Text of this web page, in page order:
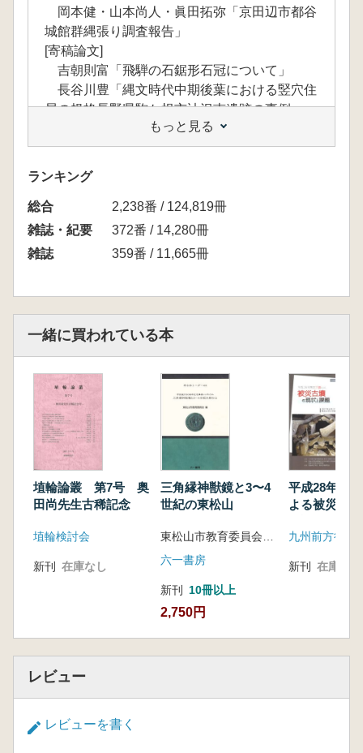
岡本健・山本尚人・眞田拓弥「京田辺市都谷
城館群縄張り調査報告」
[寄稿論文]
吉朝則富「飛騨の石鋸形石冠について」
長谷川豊「縄文時代中期後葉における竪穴住
居の規格長野県駒ケ根市辻沢南遺跡の事例」
神尾恵一「大阪湾周辺地域の銅鐸祭祀類型」
音村政一「前方後方墳の特性」
遠藤隆曜「琵琶湖から見える北近江の古墳時
代」
天野末喜「河内大塚古墳の被葬者」
広瀬和雄「但馬・大薮古墳群の歴史的意義
中央政権の交通政策をめぐって」
もっと見る
ランキング
総合
2,238番 / 124,819冊
雑誌・紀要
372番 / 14,280冊
雑誌
359番 / 11,665冊
一緒に買われている本
埴輪論叢 第7号 奥
田尚先生古稀記念
埴輪検討会
新刊 在庫なし
三角縁神獣鏡と3〜4
世紀の東松山
東松山市教育委員会 編
六一書房
新刊 10冊以上
2,750円
平成28年熊
よる被災古
九州前方後円
新刊 在庫なし
レビュー
レビューを書く